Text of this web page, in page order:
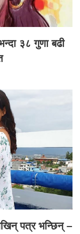
३८ गुणा बढी
पत्र भन्छिन् –